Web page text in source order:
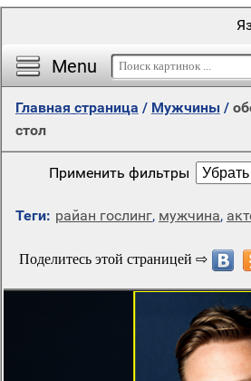
Menu
Главная страница / Мужчины /
стол
Применить фильтры
Теги: райан гослинг, мужчина,